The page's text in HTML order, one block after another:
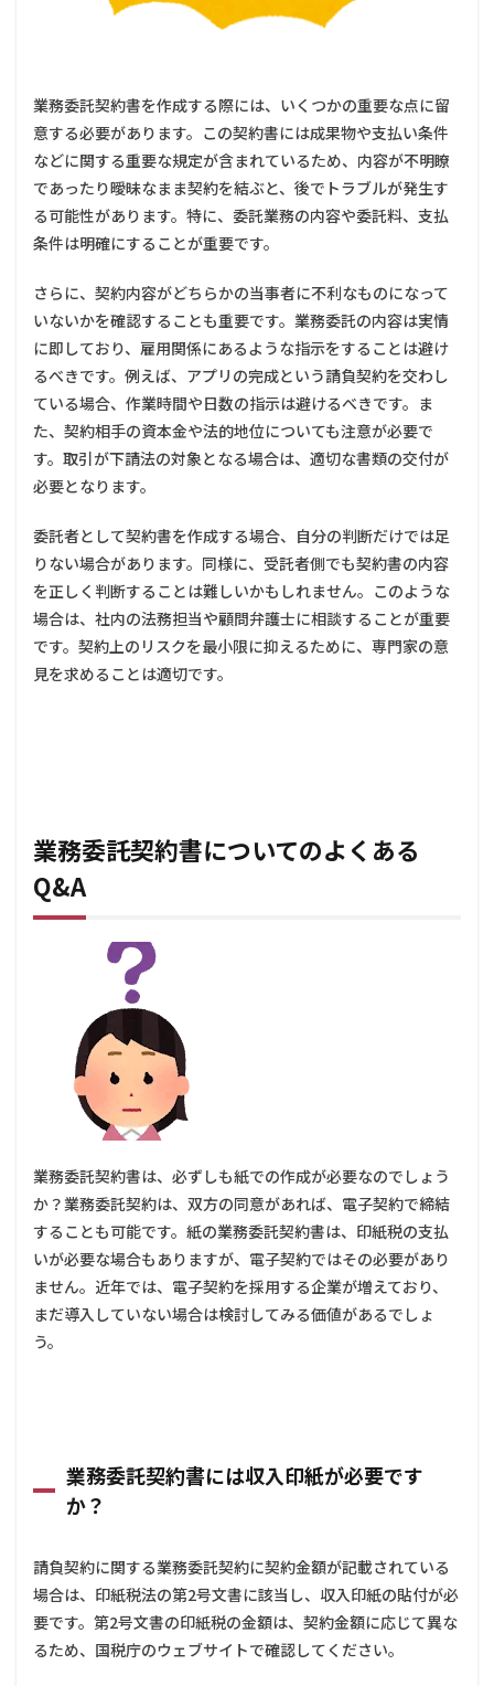
業務委託契約書を作成する際には、いくつかの重要な点に留
意する必要があります。この契約書には成果物や支払い条件
などに関する重要な規定が含まれているため、内容が不明瞭
であったり曖昧なまま契約を結ぶと、後でトラブルが発生す
る可能性があります。特に、委託業務の内容や委託料、支払
条件は明確にすることが重要です。
さらに、契約内容がどちらかの当事者に不利なものになって
いないかを確認することも重要です。業務委託の内容は実情
に即しており、雇用関係にあるような指示をすることは避け
るべきです。例えば、アプリの完成という請負契約を交わし
ている場合、作業時間や日数の指示は避けるべきです。ま
た、契約相手の資本金や法的地位についても注意が必要で
す。取引が下請法の対象となる場合は、適切な書類の交付が
必要となります。
委託者として契約書を作成する場合、自分の判断だけでは足
りない場合があります。同様に、受託者側でも契約書の内容
を正しく判断することは難しいかもしれません。このような
場合は、社内の法務担当や顧問弁護士に相談することが重要
です。契約上のリスクを最小限に抑えるために、専門家の意
見を求めることは適切です。
業務委託契約書についてのよくある
Q&A
業務委託契約書は、必ずしも紙での作成が必要なのでしょう
か？業務委託契約は、双方の同意があれば、電子契約で締結
することも可能です。紙の業務委託契約書は、印紙税の支払
いが必要な場合もありますが、電子契約ではその必要があり
ません。近年では、電子契約を採用する企業が増えており、
まだ導入していない場合は検討してみる価値があるでしょ
う。
業務委託契約書には収入印紙が必要です
か？
請負契約に関する業務委託契約に契約金額が記載されている
場合は、印紙税法の第2号文書に該当し、収入印紙の貼付が必
要です。第2号文書の印紙税の金額は、契約金額に応じて異な
るため、国税庁のウェブサイトで確認してください。